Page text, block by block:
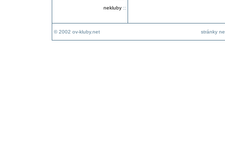
nekluby::
© 2002 ov-kluby.net stránky